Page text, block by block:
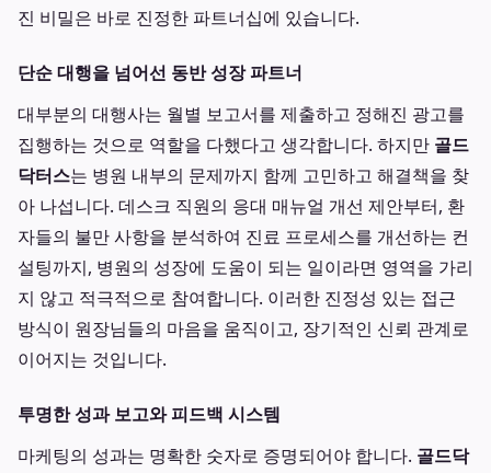
진 비밀은 바로 진정한 파트너십에 있습니다.
단순 대행을 넘어선 동반 성장 파트너
대부분의 대행사는 월별 보고서를 제출하고 정해진 광고를
집행하는 것으로 역할을 다했다고 생각합니다. 하지만 골드
닥터스는 병원 내부의 문제까지 함께 고민하고 해결책을 찾
아 나섭니다. 데스크 직원의 응대 매뉴얼 개선 제안부터, 환
자들의 불만 사항을 분석하여 진료 프로세스를 개선하는 컨
설팅까지, 병원의 성장에 도움이 되는 일이라면 영역을 가리
지 않고 적극적으로 참여합니다. 이러한 진정성 있는 접근
방식이 원장님들의 마음을 움직이고, 장기적인 신뢰 관계로
이어지는 것입니다.
투명한 성과 보고와 피드백 시스템
마케팅의 성과는 명확한 숫자로 증명되어야 합니다. 골드닥